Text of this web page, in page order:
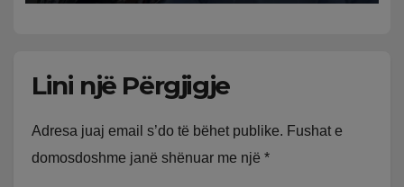
Lini një Përgjigje
Adresa juaj email s’do të bëhet publike. Fushat e
domosdoshme janë shënuar me një *